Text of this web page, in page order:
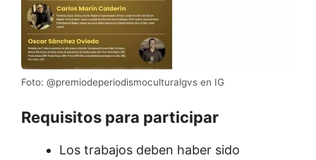
Foto: @premiodeperiodismoculturalgvs en IG
Requisitos para participar
Los trabajos deben haber sido